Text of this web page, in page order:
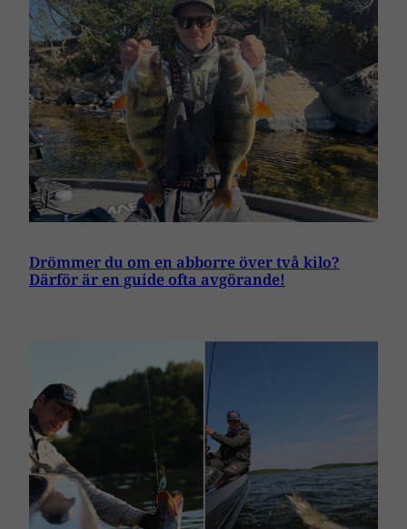
Drömmer du om en abborre över två kilo?
Därför är en guide ofta avgörande!